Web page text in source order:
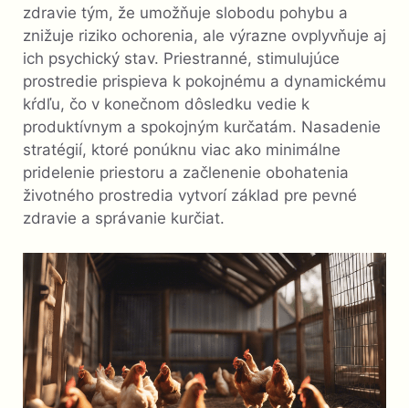
zdravie tým, že umožňuje slobodu pohybu a
znižuje riziko ochorenia, ale výrazne ovplyvňuje aj
ich psychický stav. Priestranné, stimulujúce
prostredie prispieva k pokojnému a dynamickému
kŕdľu, čo v konečnom dôsledku vedie k
produktívnym a spokojným kurčatám. Nasadenie
stratégií, ktoré ponúknu viac ako minimálne
pridelenie priestoru a začlenenie obohatenia
životného prostredia vytvorí základ pre pevné
zdravie a správanie kurčiat.